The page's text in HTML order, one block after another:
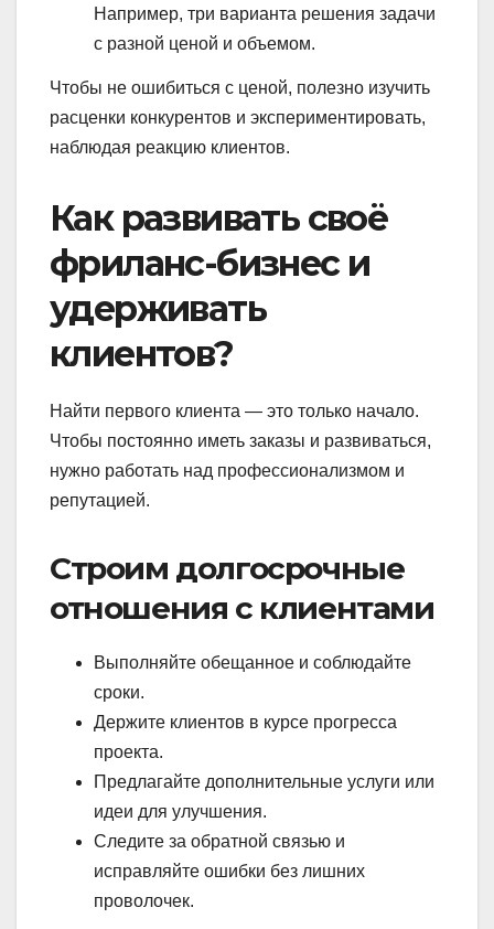
Например, три варианта решения задачи
с разной ценой и объемом.
Чтобы не ошибиться с ценой, полезно изучить
расценки конкурентов и экспериментировать,
наблюдая реакцию клиентов.
Как развивать своё
фриланс-бизнес и
удерживать
клиентов?
Найти первого клиента — это только начало.
Чтобы постоянно иметь заказы и развиваться,
нужно работать над профессионализмом и
репутацией.
Строим долгосрочные
отношения с клиентами
Выполняйте обещанное и соблюдайте
сроки.
Держите клиентов в курсе прогресса
проекта.
Предлагайте дополнительные услуги или
идеи для улучшения.
Следите за обратной связью и
исправляйте ошибки без лишних
проволочек.